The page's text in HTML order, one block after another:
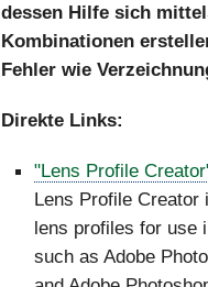
dessen Hilfe sich
Kombinationen
Fehler wie
Direkte Links:
"Lens Profile
Lens Profile
lens profiles for use
such as Adobe